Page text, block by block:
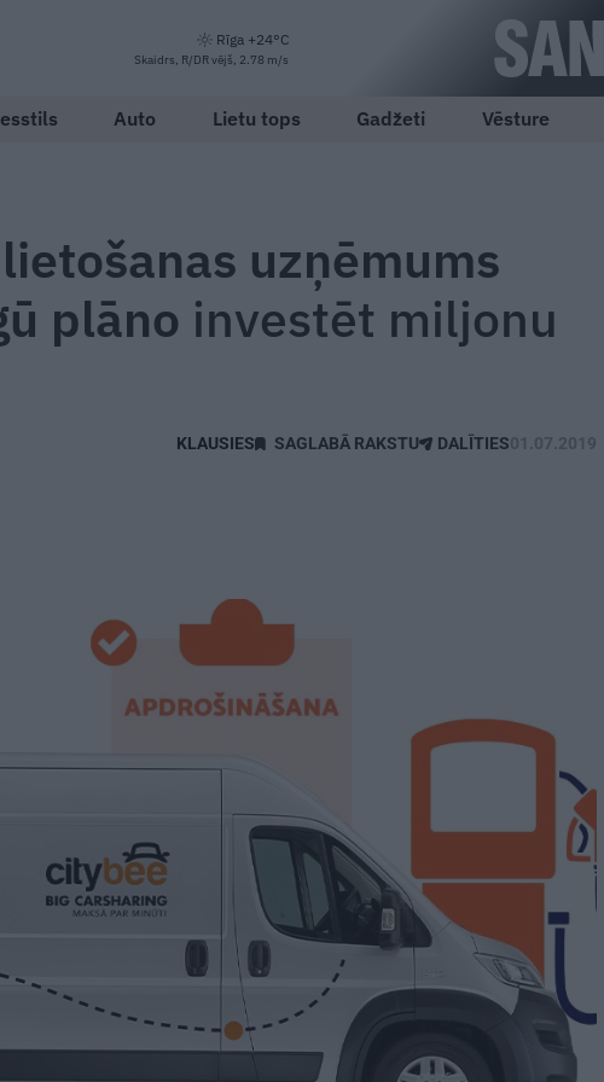
Rīga +24°C
Skaidrs, R/DR vējš, 2.78 m/s
Auto Lietu tops Gadžeti Vēsture
uzņēmums
plāno investēt miljonu
SAGLABĀ RAKSTU DALĪTIES01.07.2019